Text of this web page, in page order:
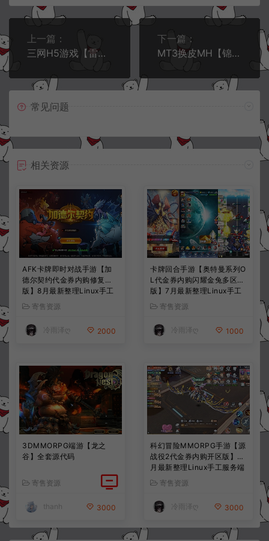
上一篇：
三网H5游戏【雷霆H5之三界传奇无限等级多区跨服超变版】5月最新整理Linux手工服务端+管理后台+GM分级授权后台+简易安卓客户端+详细搭建教程+视频教程
下一篇：
MT3换皮MH【锦绣大唐II-不夜城挂机尊享版】5月最新整理Linux手工服务端+源码+管理后台+安卓苹果双端+详细搭建教程+视频教程
常见问题
相关资源
AFK卡牌即时对战手游【加
德尔契约代金券内购修复
版】8月最新整理Linux手工
服务端+前后端全套源码+CD
K授权后台+安卓苹果双端
+详细搭建教程+视频教程
寄售资源
冷雨泽ღ 2000
卡牌回合手游【奥特曼系列O
L代金券内购闪耀金兔多区
版】7月最新整理Linux手工
服务端+加解密工具+CDK授
权后台+安卓+详细搭建教程
+视频教程
寄售资源
冷雨泽ღ 1000
3DMMORPG端游【龙之
谷】全套源代码
寄售资源
thanh 3000
科幻冒险MMORPG手游【源
战役2代金券内购开区版】7
月最新整理Linux手工服务端
+配套源码+多功能管理后台
+支付后台+CDK授权后台
+安卓+详细搭建教程+视频
教程
寄售资源
冷雨泽ღ 3000